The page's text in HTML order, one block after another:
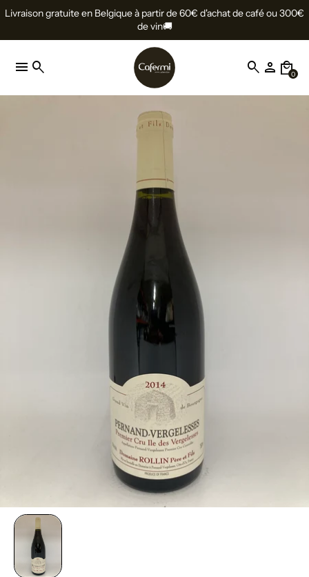
Livraison gratuite en Belgique à partir de 60€ d'achat de café ou 300€
de vin🚚
menu search search person local_mall
0